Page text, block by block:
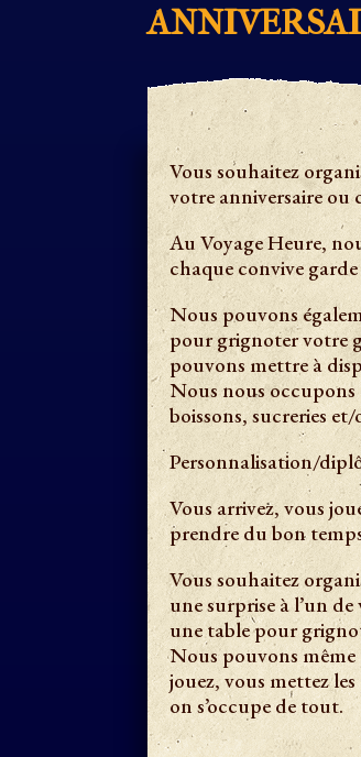
Vous souhaitez
votre anniversaire ou
Au Voyage Heure,
chaque convive
Nous pouvons
pour grignoter votre
pouvons mettre à
Nous nous occupons
boissons, sucreries
Personnalisation/
Vous arrivez, vous
prendre du bon
Vous souhaitez
une surprise à l’un
une table pour
Nous pouvons même
jouez, vous mettez
on s’occupe de tout.